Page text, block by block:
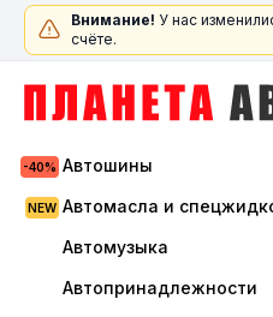
Внимание! У нас
счёте.
Автошины
Автомасла и
Автомузыка
Автопринадлежности